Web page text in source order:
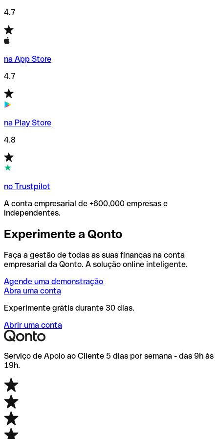
4.7
na App Store
4.7
na Play Store
4.8
no Trustpilot
A conta empresarial de +600,000 empresas e
independentes.
Experimente a Qonto
Faça a gestão de todas as suas finanças na conta
empresarial da Qonto. A solução online inteligente.
Agende uma demonstração
Abra uma conta
Experimente grátis durante 30 dias.
Abrir uma conta
Serviço de Apoio ao Cliente 5 dias por semana - das 9h às
19h.